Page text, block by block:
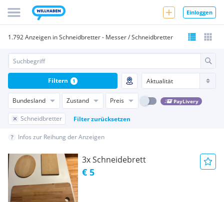
Einloggen
1.792 Anzeigen in Schneidbretter - Messer / Schneidbretter
Bundesland Zustand Preis PayLivery
Schneidbretter Filter zurücksetzen
Filtern 1
Infos zur Reihung der Anzeigen
3x Schneidebrett
€ 5